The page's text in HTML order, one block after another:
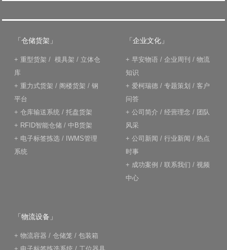
「仓储货架」
+ 重型货架 / 模具架 / 立体仓
库
+ 重力式货架 / 阁楼货架 / 钢
平台
+ 仓库输送系统 / 托盘货架
+ RFID智能仓储 / 中B货架
+ 电子标签拣选 / IWMS管理
系统
「企业文化」
+ 早安物语 / 企业周刊 / 物流
知识
+ 爱柯瑞德 / 专题策划 / 客户
问答
+ 公司简介 / 经营理念 / 团队
风采
+ 公司新闻 / 行业新闻 / 热点
时事
+ 成功案例 / 联系我们 / 视频
中心
「物流设备」
+ 物流容器 / 仓储笼 / 包装箱